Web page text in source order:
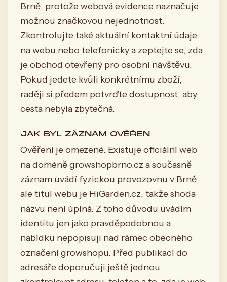
Brně, protože webová evidence naznačuje
možnou značkovou nejednotnost.
Zkontrolujte také aktuální kontaktní údaje
na webu nebo telefonicky a zeptejte se, zda
je obchod otevřený pro osobní návštěvu.
Pokud jedete kvůli konkrétnímu zboží,
raději si předem potvrďte dostupnost, aby
cesta nebyla zbytečná.
JAK BYL ZÁZNAM OVĚŘEN
Ověření je omezené. Existuje oficiální web
na doméně growshopbrno.cz a současně
záznam uvádí fyzickou provozovnu v Brně,
ale titul webu je HiGarden.cz, takže shoda
názvu není úplná. Z toho důvodu uvádím
identitu jen jako pravděpodobnou a
nabídku nepopisuji nad rámec obecného
označení growshopu. Před publikací do
adresáře doporučuji ještě jednou